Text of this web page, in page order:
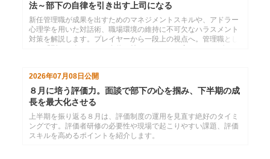
法～部下の自律を引き出す上司になる
新任管理職が成果を出すためのマネジメントスキルや、アドラー
心理学を用いた対話術、職場環境の維持に不可欠なハラスメント
対策を解説します。プレイヤーから一段上の視点へ。管理職とし
2026年07月08日公開
８月に培う評価力。面談で部下の心を掴み、下半期の成
長を最大化させる
上半期を振り返る８月は、評価制度の運用を見直す絶好のタイミ
ングです。評価者研修の必要性や現場で起こりやすい課題、評価
スキルを高めるポイントを紹介します。